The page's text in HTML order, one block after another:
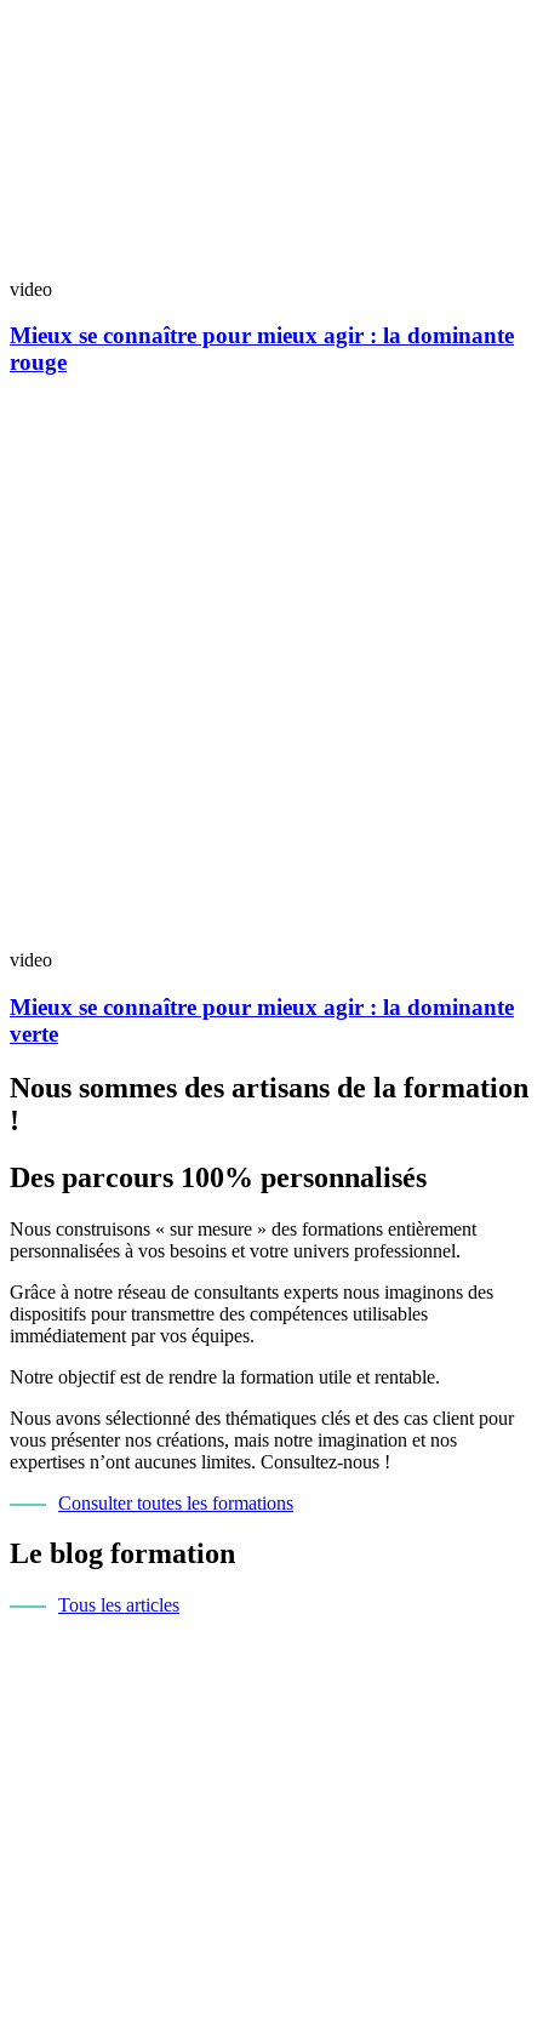
video
Mieux se connaître pour mieux agir : la dominante
rouge
video
Mieux se connaître pour mieux agir : la dominante
verte
Nous sommes des artisans de la formation
!
Des parcours 100% personnalisés
Nous construisons « sur mesure » des formations entièrement
personnalisées à vos besoins et votre univers professionnel.
Grâce à notre réseau de consultants experts nous imaginons des
dispositifs pour transmettre des compétences utilisables
immédiatement par vos équipes.
Notre objectif est de rendre la formation utile et rentable.
Nous avons sélectionné des thématiques clés et des cas client pour
vous présenter nos créations, mais notre imagination et nos
expertises n’ont aucunes limites. Consultez-nous !
Consulter toutes les formations
Le blog formation
Tous les articles